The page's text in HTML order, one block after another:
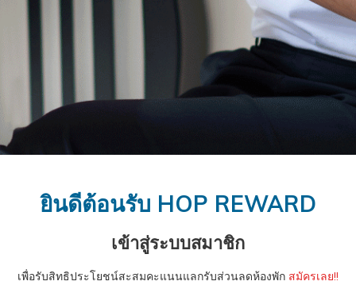
ยินดีต้อนรับ HOP REWARD
เข้าสู่ระบบสมาชิก
เพื่อรับสิทธิประโยชน์สะสมคะแนนแลกรับส่วนลดห้องพัก สมัครเลย!!